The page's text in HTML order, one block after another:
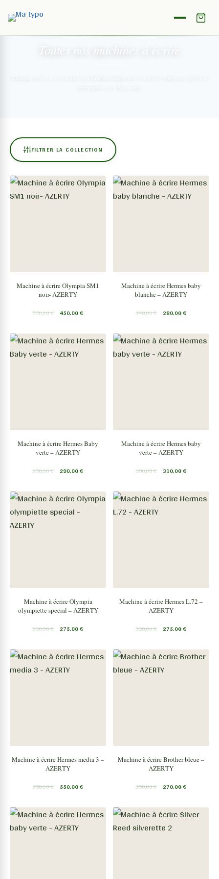
Toutes nos machines
FILTRER LA COLLECTION
Machine à écrire Olympia SM1
noir- AZERTY
550,00€ 450,00€
Machine à écrire Hermes baby
blanche – AZERTY
340,00€ 280,00€
Machine à écrire Hermes Baby
verte – AZERTY
350,00€ 290,00€
Machine à écrire Hermes baby
verte – AZERTY
390,00€ 310,00€
Machine à écrire Olympia
olympiette special – AZERTY
330,00€ 275,00€
Machine à écrire Hermes L.72 –
AZERTY
330,00€ 275,00€
Machine à écrire Hermes media 3 –
AZERTY
650,00€ 550,00€
Machine à écrire Brother bleue –
AZERTY
350,00€ 270,00€